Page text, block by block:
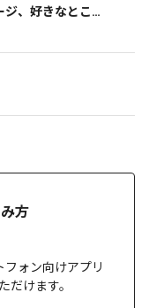
、好きなとこた
方
フォン向けアプリ
だけます。